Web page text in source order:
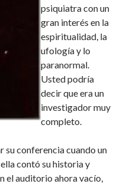
psiquiatra con un
gran interés en la
espiritualidad, la
ufología y lo
paranormal.
Usted podría
decir que era un
investigador muy
completo.
su conferencia cuando un
contó su historia y
el auditorio ahora vacío,